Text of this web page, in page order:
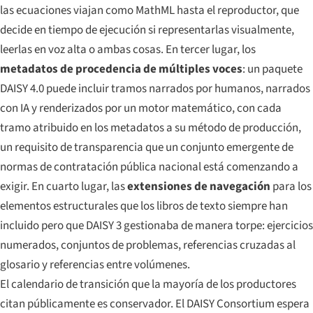
las ecuaciones viajan como MathML hasta el reproductor, que
decide en tiempo de ejecución si representarlas visualmente,
leerlas en voz alta o ambas cosas. En tercer lugar, los
metadatos de procedencia de múltiples voces: un paquete
DAISY 4.0 puede incluir tramos narrados por humanos, narrados
con IA y renderizados por un motor matemático, con cada
tramo atribuido en los metadatos a su método de producción,
un requisito de transparencia que un conjunto emergente de
normas de contratación pública nacional está comenzando a
exigir. En cuarto lugar, lasextensiones de navegación para los
elementos estructurales que los libros de texto siempre han
incluido pero que DAISY 3 gestionaba de manera torpe: ejercicios
numerados, conjuntos de problemas, referencias cruzadas al
glosario y referencias entre volúmenes.
El calendario de transición que la mayoría de los productores
citan públicamente es conservador. El DAISY Consortium espera